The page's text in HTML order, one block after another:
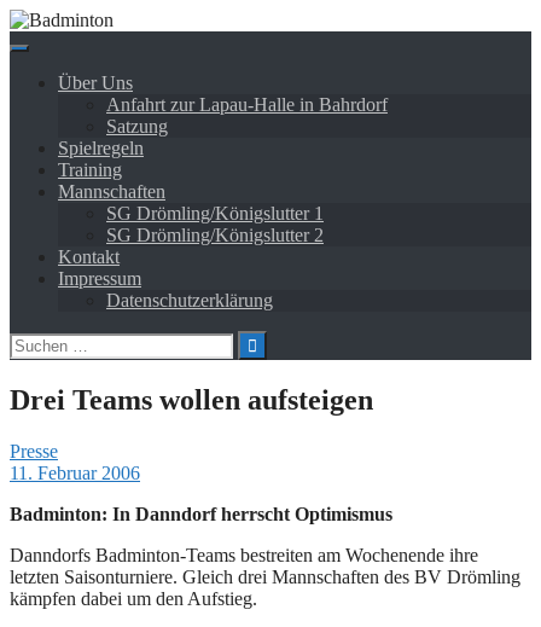
Springe
zum
Über Uns
Anfahrt zur Lapau-Halle in Bahrdorf
Satzung
Spielregeln
Training
Mannschaften
SG Drömling/Königslutter 1
SG Drömling/Königslutter 2
Kontakt
Impressum
Datenschutzerklärung
Suchen
nach:
Drei Teams wollen aufsteigen
Presse
11. Februar 2006
Badminton: In Danndorf herrscht Optimismus
Danndorfs Badminton-Teams bestreiten am Wochenende ihre
letzten Saisonturniere. Gleich drei Mannschaften des BV Drömling
kämpfen dabei um den Aufstieg.